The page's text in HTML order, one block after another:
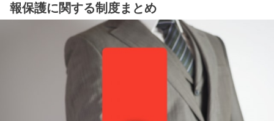
報保護に関する制度まとめ